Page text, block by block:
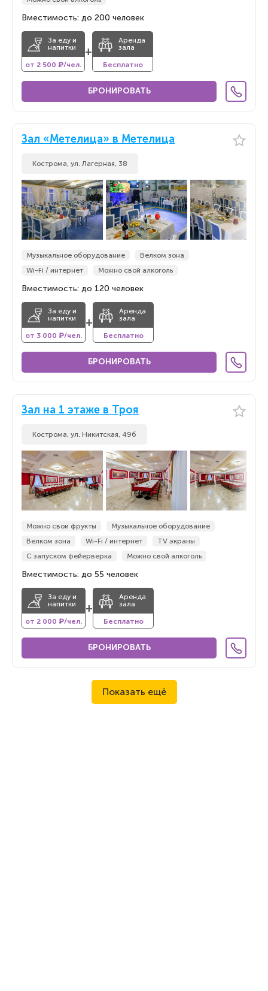
Вместимость: до 200 человек
За еду и
напитки
от 2 500 ₽/чел.
+
Аренда
зала
Бесплатно
БРОНИРОВАТЬ
Зал «Метелица» в Метелица
Кострома, ул. Лагерная, 38
Музыкальное оборудование
Велком зона
Wi-Fi / интернет
Можно свой алкоголь
Вместимость: до 120 человек
За еду и
напитки
от 3 000 ₽/чел.
+
Аренда
зала
Бесплатно
БРОНИРОВАТЬ
Зал на 1 этаже в Троя
Кострома, ул. Никитская, 49б
Можно свои фрукты
Музыкальное оборудование
Велком зона
Wi-Fi / интернет
TV экраны
С запуском фейерверка
Можно свой алкоголь
Вместимость: до 55 человек
За еду и
напитки
от 2 000 ₽/чел.
+
Аренда
зала
Бесплатно
БРОНИРОВАТЬ
Показать ещё